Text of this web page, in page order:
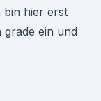
bin hier erst
ein und